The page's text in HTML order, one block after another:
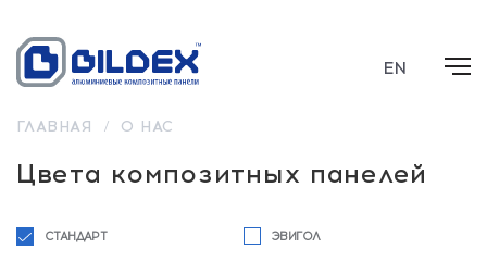
EN
ГЛАВНАЯ / О НАС
Цвета композитных панелей
СТАНДАРТ ЭВИГОЛ